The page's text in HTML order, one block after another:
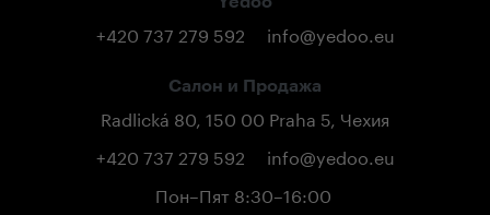
+420 737 279 592 info@yedoo.eu
Салон и Продажа
Radlická 80, 150 00 Praha 5, Чехия
+420 737 279 592
info@yedoo.eu
Пон–Пят 8:30–16:00